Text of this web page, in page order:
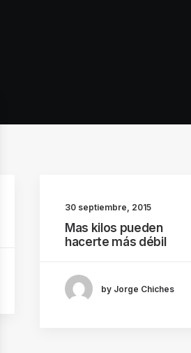
30 septiembre, 2015
Mas kilos pueden
hacerte más débil
by Jorge Chiches